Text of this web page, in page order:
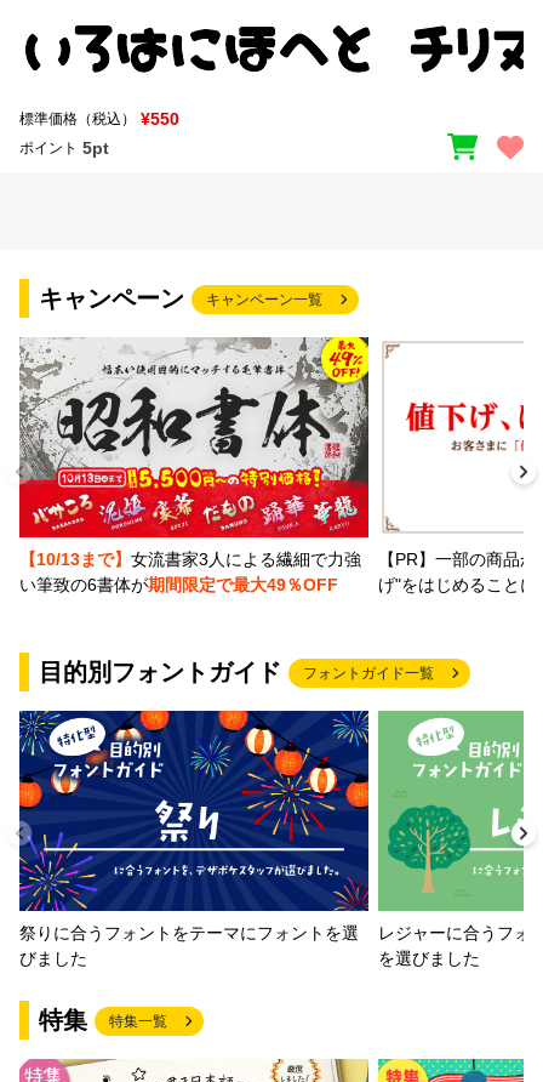
標準価格（税込） ¥550
ポイント 5pt
キャンペーン キャンペーン一覧
【10/13まで】 女流書家3人による繊細で力強
い筆致の6書体が期間限定で最大49％OFF
【PR】一部の商品
げ"をはじめること
目的別フォントガイド フォントガイド一覧
祭りに合うフォントをテーマにフォントを選
びました
レジャーに合うフォ
を選びました
特集 特集一覧